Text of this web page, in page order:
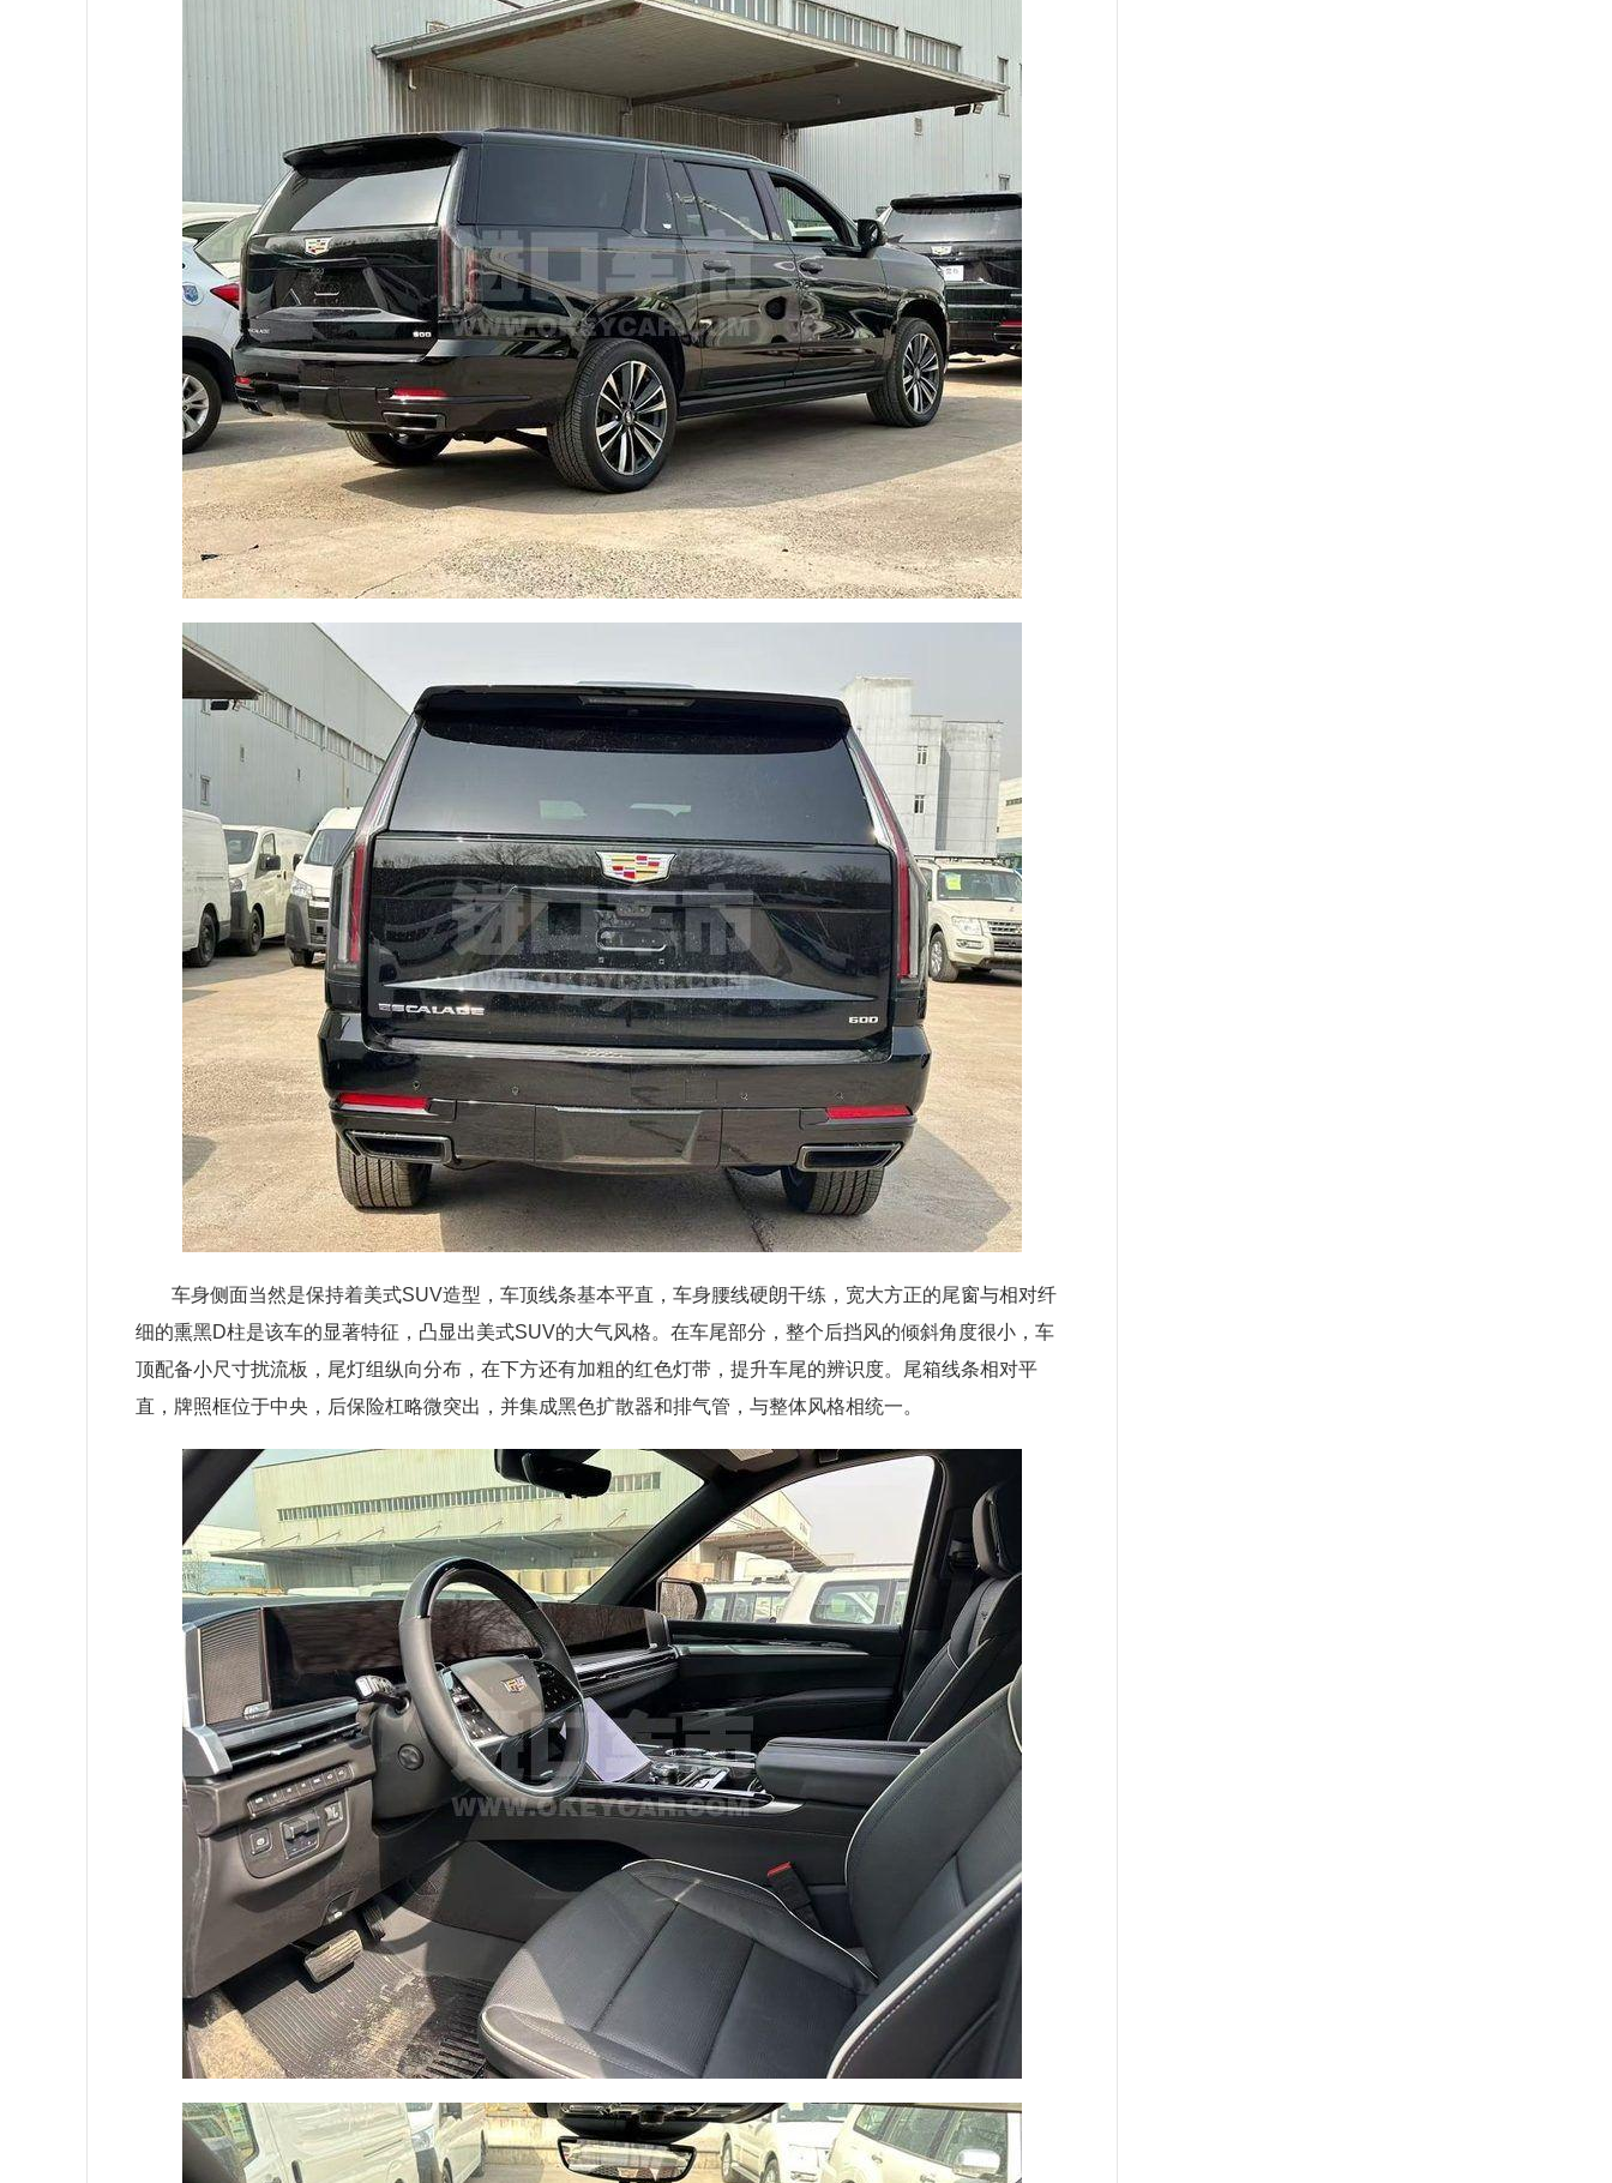
车身侧面当然是保持着美式SUV造型，车顶线条基本平直，车身腰线硬朗干练，宽大方正的尾窗与相对纤
细的熏黑D柱是该车的显著特征，凸显出美式SUV的大气风格。在车尾部分，整个后挡风的倾斜角度很小，车
顶配备小尺寸扰流板，尾灯组纵向分布，在下方还有加粗的红色灯带，提升车尾的辨识度。尾箱线条相对平
直，牌照框位于中央，后保险杠略微突出，并集成黑色扩散器和排气管，与整体风格相统一。